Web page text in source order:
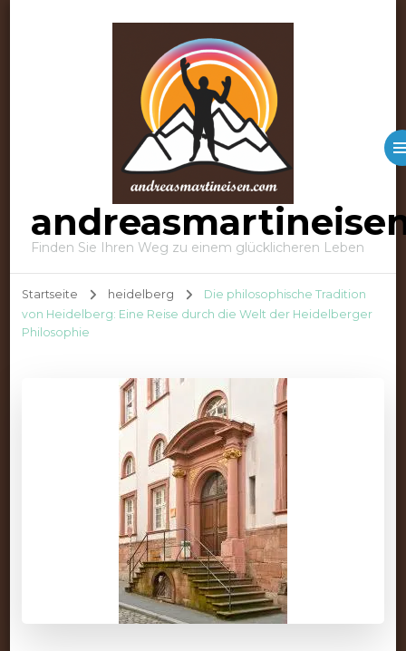
Finden Sie Ihren Weg zu einem glücklicheren Leben
Startseite heidelberg
Die philosophische Tradition
von Heidelberg: Eine Reise durch die Welt der Heidelberger
Philosophie